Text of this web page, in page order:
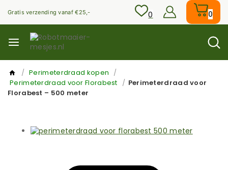
content
Gratis verzending vanaf €25,- 0 0
/ Perimeterdraad kopen /
Perimeterdraad voor Florabest / Perimeterdraad voor
Florabest – 500 meter